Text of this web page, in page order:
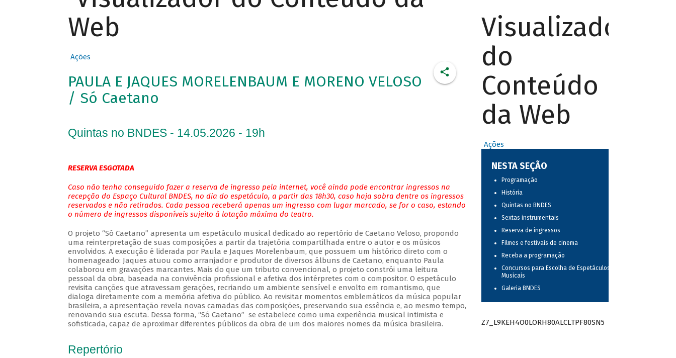
Web
Ações
PAULA E JAQUES MORELENBAUM E MORENO VELOSO
/ Só Caetano
Quintas no BNDES - 14.05.2026 - 19h
RESERVA ESGOTADA
Caso não tenha conseguido fazer a reserva de ingresso pela internet, você ainda pode encontrar ingressos na
recepção do Espaço Cultural BNDES, no dia do espetáculo, a partir das 18h30, caso haja sobra dentre os ingressos
reservados e não retirados. Cada pessoa receberá apenas um ingresso com lugar marcado, se for o caso, estando
o número de ingressos disponíveis sujeito à lotação máxima do teatro.
O projeto “Só Caetano” apresenta um espetáculo musical dedicado ao repertório de Caetano Veloso, propondo
uma reinterpretação de suas composições a partir da trajetória compartilhada entre o autor e os músicos
envolvidos. A execução é liderada por Paula e Jaques Morelenbaum, que possuem um histórico direto com o
homenageado: Jaques atuou como arranjador e produtor de diversos álbuns de Caetano, enquanto Paula
colaborou em gravações marcantes. Mais do que um tributo convencional, o projeto constrói uma leitura
pessoal da obra, baseada na convivência profissional e afetiva dos intérpretes com o compositor. O espetáculo
revisita canções que atravessam gerações, recriando um ambiente sensível e envolto em romantismo, que
dialoga diretamente com a memória afetiva do público. Ao revisitar momentos emblemáticos da música popular
brasileira, a apresentação revela novas camadas das composições, preservando sua essência e, ao mesmo tempo,
renovando sua escuta. Dessa forma, “Só Caetano” se estabelece como uma experiência musical intimista e
sofisticada, capaz de aproximar diferentes públicos da obra de um dos maiores nomes da música brasileira.
Repertório
Visualizador
do
Conteúdo
da Web
Ações
NESTA SEÇÃO
Programação
História
Quintas no BNDES
Sextas instrumentais
Reserva de ingressos
Filmes e festivais de cinema
Receba a programação
Concursos para Escolha de Espetáculos
Musicais
Galeria BNDES
Z7_L9KEH4O0LORH80ALCLTPF80SN5